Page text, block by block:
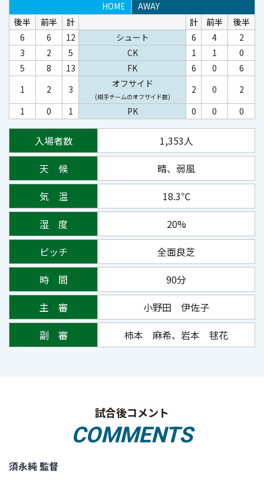
HOME
AWAY
後半
前半 計 計 前半
後半
6
6 12 シュート 6 4
2
3
2 5 CK 1 1
0
5
8 13 FK 6 0
6
1
2 3 オフサイド
(相手チームのオフサイド数)
2 0
2
1
0 1 PK 0 0 0
入場者数
1,353人
天 候
晴、弱風
気 温
18.3℃
湿 度
20%
ピッチ
全面良芝
時 間
90分
主 審
小野田 伊佐子
副 審
柿本 麻希、岩本 毬花
試合後コメント
COMMENTS
須永純 監督